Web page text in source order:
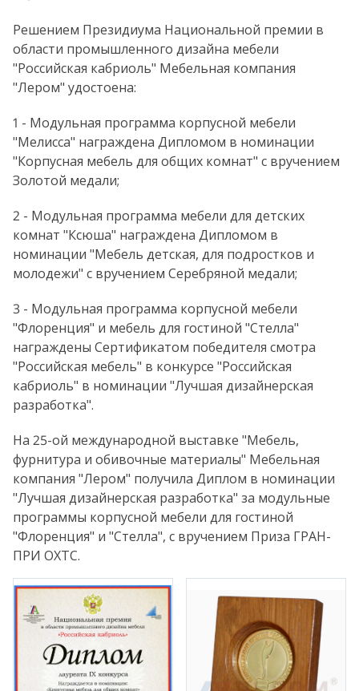
Решением Президиума Национальной премии в
области промышленного дизайна мебели
"Российская кабриоль" Мебельная компания
"Лером" удостоена:
1 - Модульная программа корпусной мебели
"Мелисса" награждена Дипломом в номинации
"Корпусная мебель для общих комнат" с вручением
Золотой медали;
2 - Модульная программа мебели для детских
комнат "Ксюша" награждена Дипломом в
номинации "Мебель детская, для подростков и
молодежи" с вручением Серебряной медали;
3 - Модульная программа корпусной мебели
"Флоренция" и мебель для гостиной "Стелла"
награждены Сертификатом победителя смотра
"Российская мебель" в конкурсе "Российская
кабриоль" в номинации "Лучшая дизайнерская
разработка".
На 25-ой международной выставке "Мебель,
фурнитура и обивочные материалы" Мебельная
компания "Лером" получила Диплом в номинации
"Лучшая дизайнерская разработка" за модульные
программы корпусной мебели для гостиной
"Флоренция" и "Стелла", с вручением Приза ГРАН-
ПРИ ОХТС.